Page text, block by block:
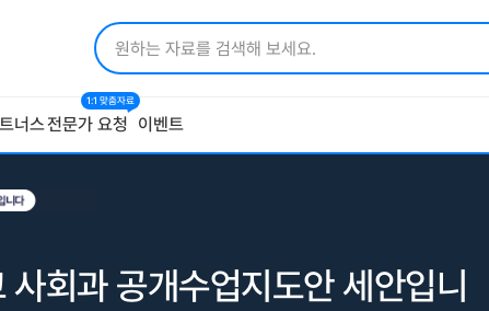
너스전문가 요청
1:1 맞춤자료
이벤트
회과 공개수업지도안 세안입니